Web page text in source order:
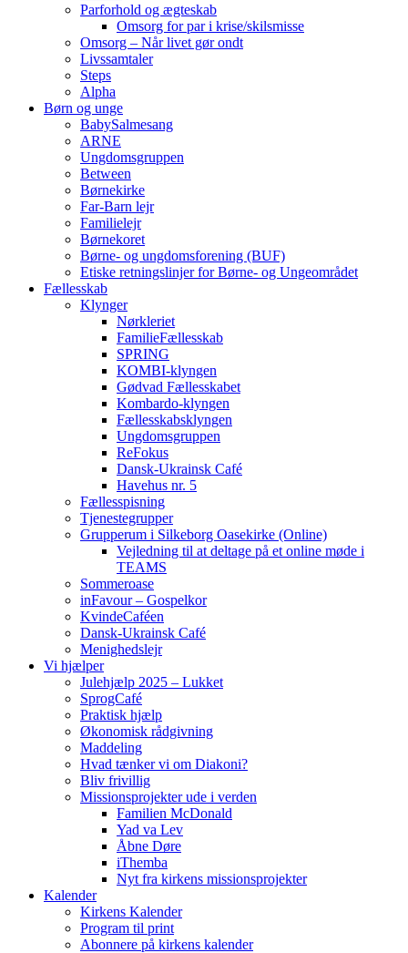
Parforhold og ægteskab
Omsorg for par i krise/skilsmisse
Omsorg – Når livet gør ondt
Livssamtaler
Steps
Alpha
Børn og unge
BabySalmesang
ARNE
Ungdomsgruppen
Between
Børnekirke
Far-Barn lejr
Familielejr
Børnekoret
Børne- og ungdomsforening (BUF)
Etiske retningslinjer for Børne- og Ungeområdet
Fællesskab
Klynger
Nørkleriet
FamilieFællesskab
SPRING
KOMBI-klyngen
Gødvad Fællesskabet
Kombardo-klyngen
Fællesskabsklyngen
Ungdomsgruppen
ReFokus
Dansk-Ukrainsk Café
Havehus nr. 5
Fællesspisning
Tjenestegrupper
Grupperum i Silkeborg Oasekirke (Online)
Vejledning til at deltage på et online møde i
TEAMS
Sommeroase
inFavour – Gospelkor
KvindeCaféen
Dansk-Ukrainsk Café
Menighedslejr
Vi hjælper
Julehjælp 2025 – Lukket
SprogCafé
Praktisk hjælp
Økonomisk rådgivning
Maddeling
Hvad tænker vi om Diakoni?
Bliv frivillig
Missionsprojekter ude i verden
Familien McDonald
Yad va Lev
Åbne Døre
iThemba
Nyt fra kirkens missionsprojekter
Kalender
Kirkens Kalender
Program til print
Abonnere på kirkens kalender